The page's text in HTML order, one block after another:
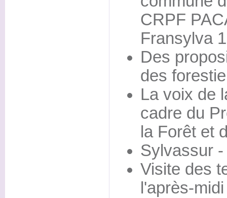
CRPF
Fransylva
Des
des
La voix de
cadre du
la Forêt et
Sylvassur
Visite des
l'après-midi